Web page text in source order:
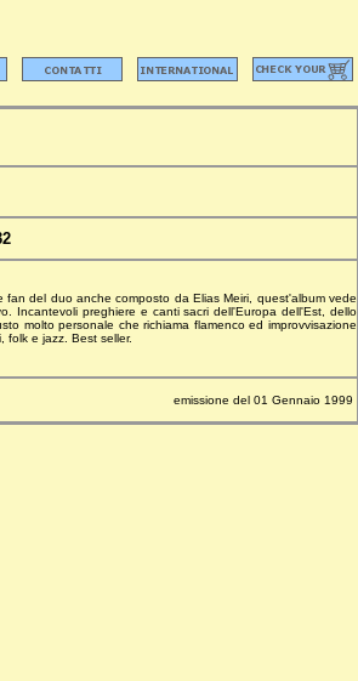
del duo anche composto da Elias Meiri, quest'album vede
Incantevoli preghiere e canti sacri dell'Europa dell'Est, dello
molto personale che richiama flamenco ed improvvisazione
folk e jazz. Best seller.
emissione del 01 Gennaio 1999